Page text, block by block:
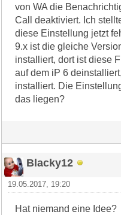
von WA die
Call deaktiviert. Ich
diese Einstellung jetzt
9.x ist die gleiche
installiert, dort ist diese
auf dem iP 6
installiert. Die
das liegen?
Blacky12
19.05.2017, 19:20
Hat niemand eine Idee?